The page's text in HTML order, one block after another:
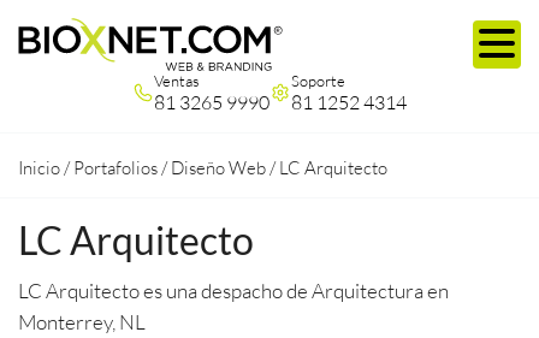
Ventas
81 3265 9990
Soporte
81 1252 4314
Inicio /Portafolios /Diseño Web /LC Arquitecto
LC Arquitecto
LC Arquitecto es una despacho de Arquitectura en
Monterrey, NL